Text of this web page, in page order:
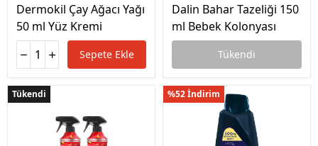
Dermokil Çay Ağacı Yağı
50 ml Yüz Kremi
Sepete Ekle
Dalin Bahar Tazeliği 150
ml Bebek Kolonyası
Tükendi
Tükendi
Tükendi %52 İndirim